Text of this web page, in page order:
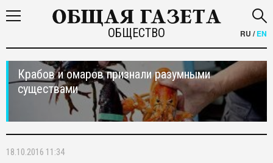
ОБЩЕСТВО RU /EN
Крабов и омаров признали разумными
существами
18.10.2016 11:34